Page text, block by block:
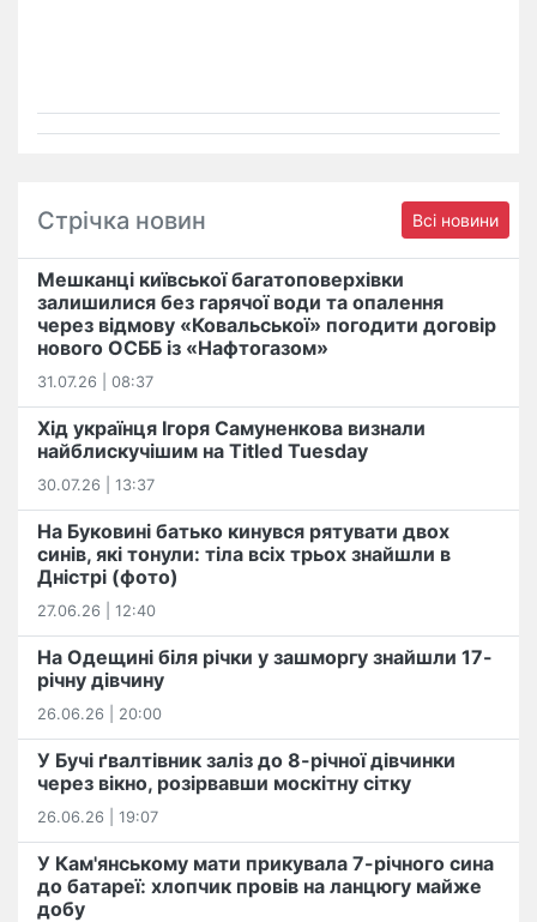
Стрічка новин Всі новини
Мешканці київської багатоповерхівки
залишилися без гарячої води та опалення
через відмову «Ковальської» погодити договір
нового ОСББ із «Нафтогазом»
31.07.26 | 08:37
Хід українця Ігоря Самуненкова визнали
найблискучішим на Titled Tuesday
30.07.26 | 13:37
На Буковині батько кинувся рятувати двох
синів, які тонули: тіла всіх трьох знайшли в
Дністрі (фото)
27.06.26 | 12:40
На Одещині біля річки у зашморгу знайшли 17-
річну дівчину
26.06.26 | 20:00
У Бучі ґвалтівник заліз до 8-річної дівчинки
через вікно, розірвавши москітну сітку
26.06.26 | 19:07
У Кам'янському мати прикувала 7-річного сина
до батареї: хлопчик провів на ланцюгу майже
добу